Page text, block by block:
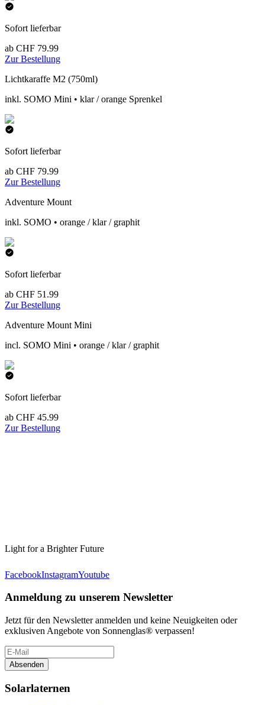
Sofort lieferbar
ab CHF 79.99
Zur Bestellung
Lichtkaraffe M2 (750ml)
inkl. SOMO Mini • klar / orange Sprenkel
Sofort lieferbar
ab CHF 79.99
Zur Bestellung
Adventure Mount
inkl. SOMO • orange / klar / graphit
Sofort lieferbar
ab CHF 51.99
Zur Bestellung
Adventure Mount Mini
incl. SOMO Mini • orange / klar / graphit
Sofort lieferbar
ab CHF 45.99
Zur Bestellung
Light for a Brighter Future
FacebookInstagramYoutube
Anmeldung zu unserem Newsletter
Jetzt für den Newsletter anmelden und keine Neuigkeiten oder
exklusiven Angebote von Sonnenglas® verpassen!
Absenden
Solarlaternen